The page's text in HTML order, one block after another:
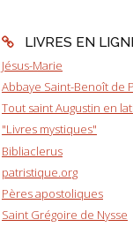
LIVRES EN
Jésus-Marie
Abbaye Saint-Benoît de
Tout saint Augustin en
"Livres mystiques"
Bibliaclerus
patristique.org
Pères apostoliques
Saint Grégoire de Nysse